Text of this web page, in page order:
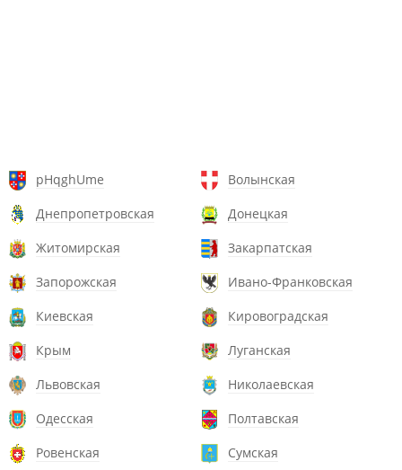
pHqghUme
Волынская
Днепропетровская
Донецкая
Житомирская
Закарпатская
Запорожская
Ивано-Франковская
Киевская
Кировоградская
Крым
Луганская
Львовская
Николаевская
Одесская
Полтавская
Ровенская
Сумская